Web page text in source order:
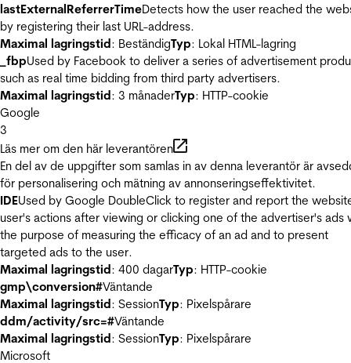
lastExternalReferrerTimeDetects how the user reached the
by registering their last URL-address.
Maximal lagringstid: BeständigTyp: Lokal HTML-lagring
_fbpUsed by Facebook to deliver a series of advertisement
such as real time bidding from third party advertisers.
Maximal lagringstid: 3 månaderTyp: HTTP-cookie
Google
3
Läs mer om den här leverantören
En del av de uppgifter som samlas in av denna leverantör är
för personalisering och mätning av annonseringseffektivitet.
IDEUsed by Google DoubleClick to register and report the
user's actions after viewing or clicking one of the advertiser's ads
the purpose of measuring the efficacy of an ad and to present
targeted ads to the user.
Maximal lagringstid: 400 dagarTyp: HTTP-cookie
gmp\conversion#Väntande
Maximal lagringstid: SessionTyp: Pixelspårare
ddm/activity/src=#Väntande
Maximal lagringstid: SessionTyp: Pixelspårare
Microsoft